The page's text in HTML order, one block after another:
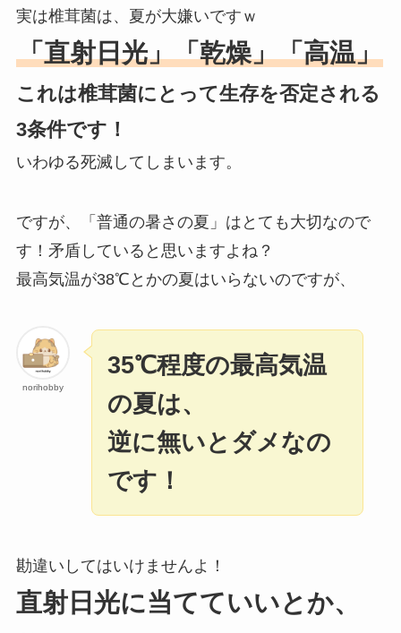
実は椎茸菌は、夏が大嫌いですｗ
「直射日光」「乾燥」「高温」
これは椎茸菌にとって生存を否定される
3条件です！
いわゆる死滅してしまいます。
ですが、「普通の暑さの夏」はとても大切なので
す！矛盾していると思いますよね？
最高気温が38℃とかの夏はいらないのですが、
norihobby
35℃程度の最高気温
の夏は、
逆に無いとダメなの
です！
勘違いしてはいけませんよ！
直射日光に当てていいとか、